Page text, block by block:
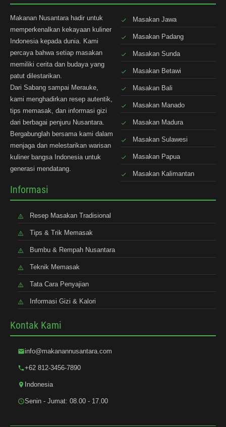
Makanan Nusantara hadir untuk
memperkenalkan kekayaan kuliner
Indonesia kepada dunia. Kami
percaya bahwa setiap masakan
memiliki cerita dan budaya yang
patut dilestarikan.
Dari Sabang sampai Merauke,
kami menghadirkan resep autentik,
tips memasak, dan informasi gizi
dari berbagai penjuru Nusantara.
Bergabunglah bersama kami dalam
menjaga dan melestarikan warisan
kuliner bangsa Indonesia untuk
generasi mendatang.
Masakan Jawa
Masakan Padang
Masakan Sunda
Masakan Betawi
Masakan Bali
Masakan Manado
Masakan Madura
Masakan Sulawesi
Masakan Papua
Masakan Kalimantan
Informasi
Resep Masakan Tradisional
Tips & Trik Memasak
Bumbu & Rempah Nusantara
Teknik Memasak
Tata Cara Penyajian
Informasi Gizi & Kalori
Kontak Kami
info@makanannusantara.com
+62 812-3456-7890
Indonesia
Senin - Jumat: 08.00 - 17.00